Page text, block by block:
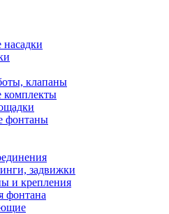
клапаны
фонтаны
задвижки
и крепления
фонтана